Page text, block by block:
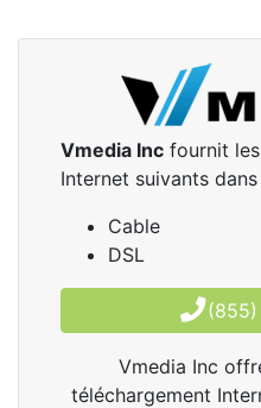
Vmedia Inc fournit
Internet suivants
Cable
DSL
Vmedia Inc
téléchargement